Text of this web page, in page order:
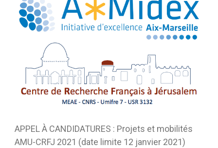
l'image
agrandie
APPEL À CANDIDATURES : Projets et mobilités
AMU-CRFJ 2021 (date limite 12 janvier 2021)